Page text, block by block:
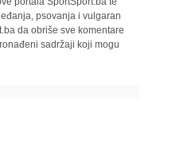
psovanja i vulgaran
da obriše sve komentare
sadržaji koji mogu